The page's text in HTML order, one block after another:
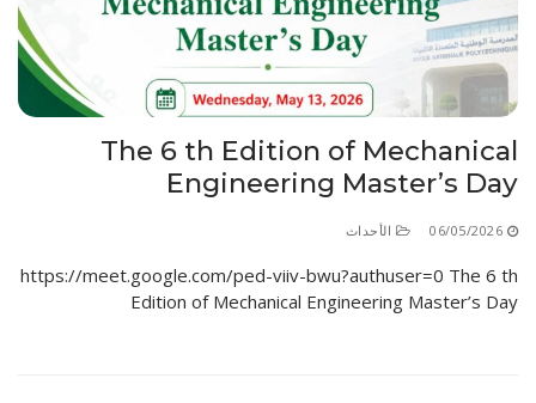
The 6 th Edition of Mechanical
Engineering Master’s Day
06/05/2026 الأحداث
https://meet.google.com/ped-viiv-bwu?authuser=0 The 6 th
Edition of Mechanical Engineering Master’s Day